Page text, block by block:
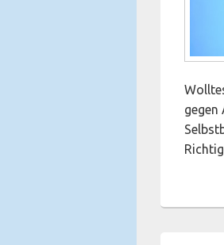
gegen